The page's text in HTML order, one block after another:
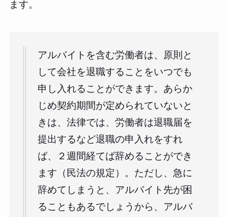
ます。
アルバイトを含む労働者は、原則と
して会社を退職することをいつでも
申し入れることができます。あらか
じめ契約期間が定められていないと
きは、法律では、労働者は退職届を
提出するなど退職の申入れをすれ
ば、２週間経てば辞めることができ
ます（民法の規定）。ただし、急に
辞めてしまうと、アルバイト先が困
ることもあるでしょうから、アルバ